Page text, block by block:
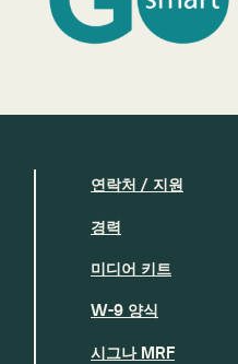
연락처 / 지원
경력
미디어 키트
W-9 양식
시그나 MRF